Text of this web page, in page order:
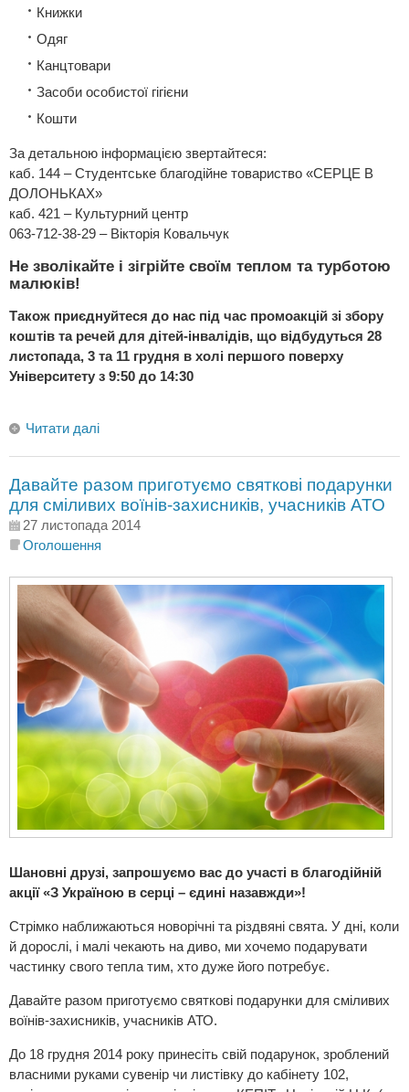
Книжки
Одяг
Канцтовари
Засоби особистої гігієни
Кошти
За детальною інформацією звертайтеся:
каб. 144 – Студентське благодійне товариство «СЕРЦЕ В
ДОЛОНЬКАХ»
каб. 421 – Культурний центр
063-712-38-29 – Вікторія Ковальчук
Не зволікайте і зігрійте своїм теплом та турботою
малюків!
Також приєднуйтеся до нас під час промоакцій зі збору
коштів та речей для дітей-інвалідів, що відбудуться 28
листопада, 3 та 11 грудня в холі першого поверху
Університету з 9:50 до 14:30
Читати далі
Давайте разом приготуємо святкові подарунки
для сміливих воїнів-захисників, учасників АТО
27 листопада 2014
Оголошення
Шановні друзі, запрошуємо вас до участі в благодійній
акції «З Україною в серці – єдині назавжди»!
Стрімко наближаються новорічні та різдвяні свята. У дні, коли
й дорослі, і малі чекають на диво, ми хочемо подарувати
частинку свого тепла тим, хто дуже його потребує.
Давайте разом приготуємо святкові подарунки для сміливих
воїнів-захисників, учасників АТО.
До 18 грудня 2014 року принесіть свій подарунок, зроблений
власними руками сувенір чи листівку до кабінету 102,